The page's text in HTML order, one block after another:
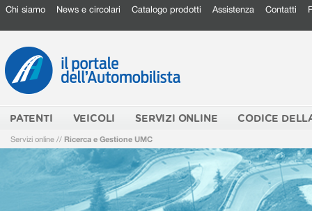
Chi siamo News e circolari Catalogo prodotti Assistenza Contatti
PATENTI VEICOLI SERVIZI ONLINE CODICE
Servizi online // Ricerca e Gestione UMC